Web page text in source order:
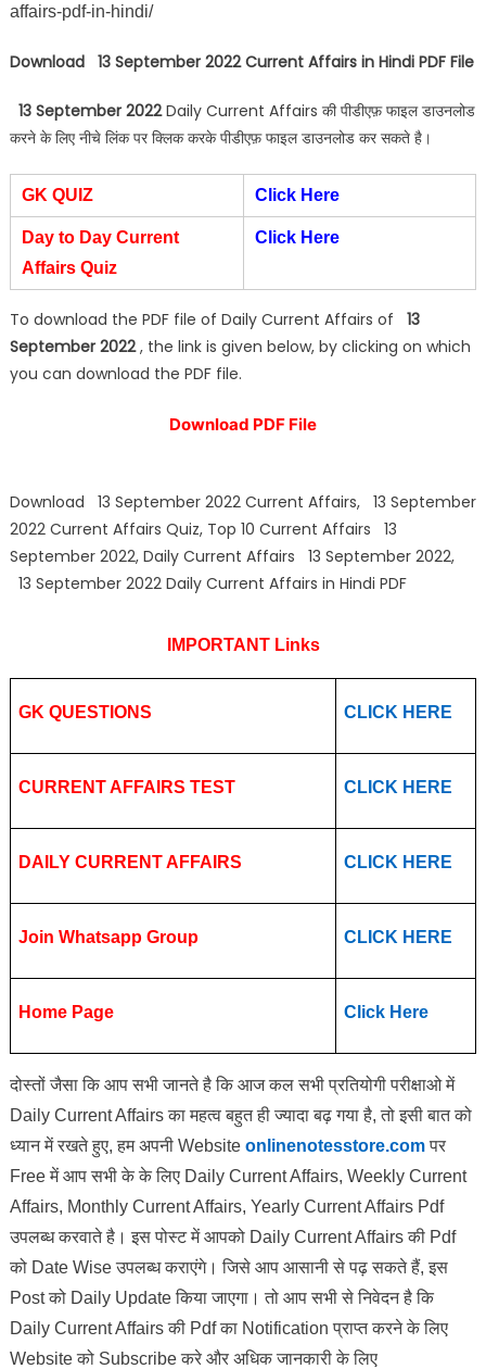
affairs-pdf-in-hindi/
Download 13 September 2022 Current Affairs in Hindi PDF File
13 September 2022Daily Current Affairs की पीडीएफ़ फाइल डाउनलोड
करने के लिए नीचे लिंक पर क्लिक करके पीडीएफ़ फाइल डाउनलोड कर सकते है।
GK QUIZ Click Here
Day to Day Current
Affairs Quiz
Click Here
To download the PDF file of Daily Current Affairs of
13
September 2022, the link is given below, by clicking on which
you can download the PDF file.
Download PDF File
Download 13 September 2022 Current Affairs, 13 September
2022 Current Affairs Quiz, Top 10 Current Affairs 13
September 2022, Daily Current Affairs 13 September 2022,
13 September 2022 Daily Current Affairs in Hindi PDF
IMPORTANT Links
GK QUESTIONS CLICK HERE
CURRENT AFFAIRS TEST CLICK HERE
DAILY CURRENT AFFAIRS CLICK HERE
Join Whatsapp Group CLICK HERE
Home Page Click Here
दोस्तों जैसा कि आप सभी जानते है कि आज कल सभी प्रतियोगी परीक्षाओ में
Daily Current Affairs का महत्व बहुत ही ज्यादा बढ़ गया है, तो इसी बात को
ध्यान में रखते हुए, हम अपनी Website onlinenotesstore.comपर
Free में आप सभी के के लिए Daily Current Affairs, Weekly Current
Affairs, Monthly Current Affairs, Yearly Current Affairs Pdf
उपलब्ध करवाते है। इस पोस्ट में आपको Daily Current Affairs की Pdf
को Date Wise उपलब्ध कराएंगे। जिसे आप आसानी से पढ़ सकते हैं, इस
Post को Daily Update किया जाएगा। तो आप सभी से निवेदन है कि
Daily Current Affairs की Pdf का Notification प्राप्त करने के लिए
Website को Subscribe करे और अधिक जानकारी के लिए